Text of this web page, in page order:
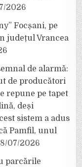
2026
Focșani, pe
județul Vrancea
de alarmă:
de producători
repune pe tapet
deși
sistem a adus
Pamfil, unul
07/2026
parcările